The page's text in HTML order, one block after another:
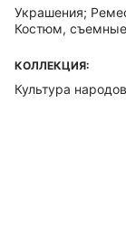
Украшения;
Костюм,
КОЛЛЕКЦИЯ:
Культура